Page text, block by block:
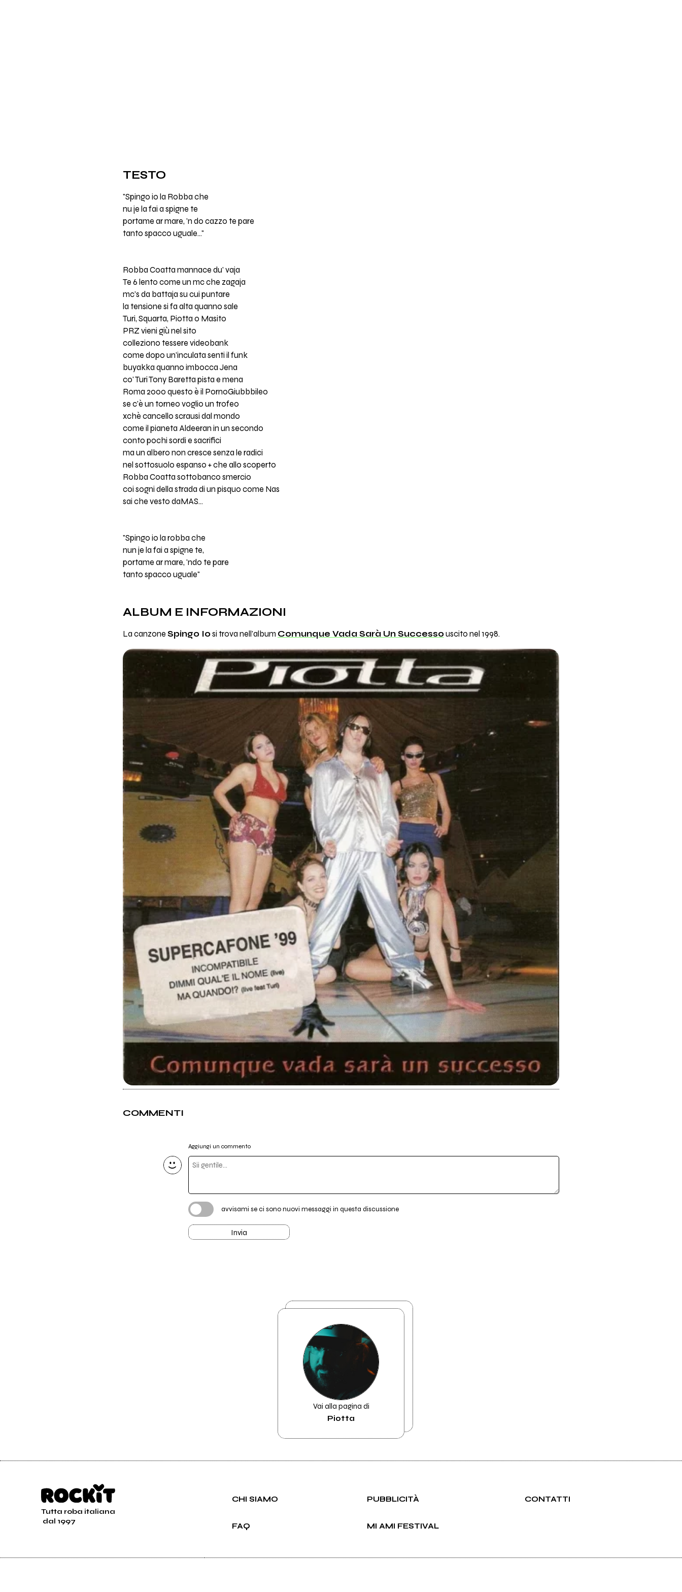
TESTO
"Spingo io la Robba che
nu je la fai a spigne te
portame ar mare, 'n do cazzo te pare
tanto spacco uguale…"
Robba Coatta mannace du' vaja
Te 6 lento come un mc che zagaja
mc's da battaja su cui puntare
la tensione si fa alta quanno sale
Turi, Squarta, Piotta o Masito
PRZ vieni giù nel sito
colleziono tessere videobank
come dopo un'inculata senti il funk
buyakka quanno imbocca Jena
co' Turi Tony Baretta pista e mena
Roma 2000 questo è il PornoGiubbbileo
se c'è un torneo voglio un trofeo
xchè cancello scrausi dal mondo
come il pianeta Aldeeran in un secondo
conto pochi sordi e sacrifici
ma un albero non cresce senza le radici
nel sottosuolo espanso + che allo scoperto
Robba Coatta sottobanco smercio
coi sogni della strada di un pisquo come Nas
sai che vesto daMAS…
"Spingo io la robba che
nun je la fai a spigne te,
portame ar mare, 'ndo te pare
tanto spacco uguale"
ALBUM E INFORMAZIONI
La canzone Spingo Iosi trova nell'album Comunque Vada Sarà Un Successouscito nel 1998.
COMMENTI
Aggiungi un commento
avvisami se ci sono nuovi messaggi in questa discussione
Invia
Vai alla pagina di
Piotta
Tutta roba italiana
dal 1997
CHI SIAMO PUBBLICITÀ CONTATTI
FAQ MI AMI FESTIVAL